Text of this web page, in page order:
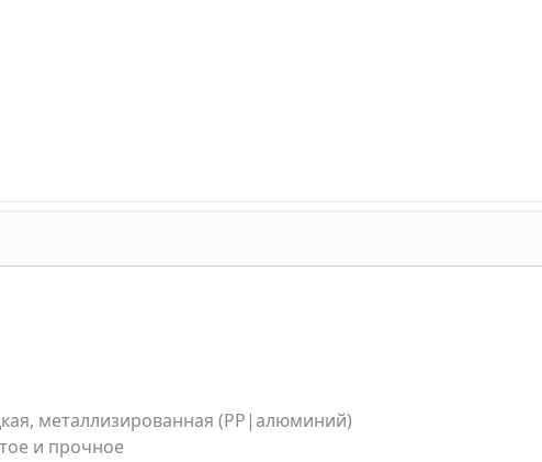
металлизированная (PP|алюминий)
и прочное